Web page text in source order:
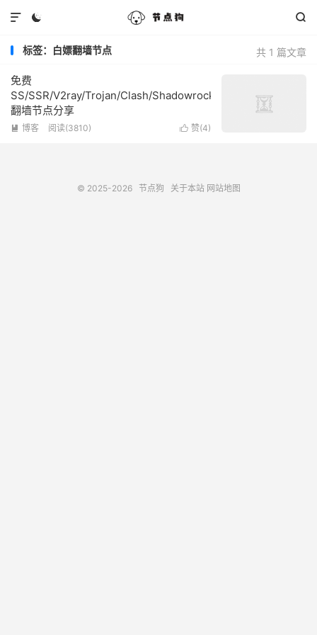
 

共 1 篇文章
标签：白嫖翻墙节点
免费
SS/SSR/V2ray/Trojan/Clash/Shadowrocket
翻墙节点分享
 赞(4)
 博客 阅读(3810)
© 2025-2026 节点狗 关于本站 网站地图